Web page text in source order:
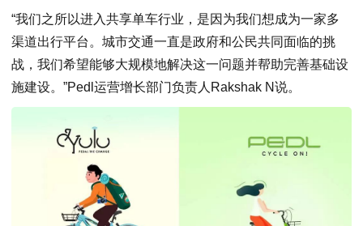
“我们之所以进入共享单车行业，是因为我们想成为一家多
渠道出行平台。城市交通一直是政府和公民共同面临的挑
战，我们希望能够大规模地解决这一问题并帮助完善基础设
施建设。”Pedl运营增长部门负责人Rakshak N说。